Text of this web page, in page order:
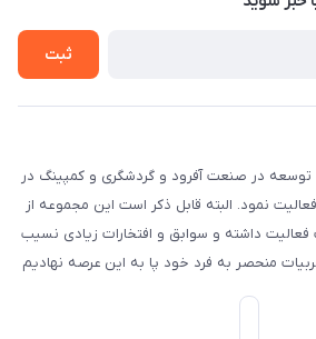
ثبت
توسعه در صنعت آفرود و گردشگری و کمپینگ در
شروع به فعالیت نمود. البته قابل ذکر است این مجموعه از
فعالیت داشته و سوابق و افتخارات زیادی نسیب
منحصر به فرد خود پا به این عرصه نهادیم